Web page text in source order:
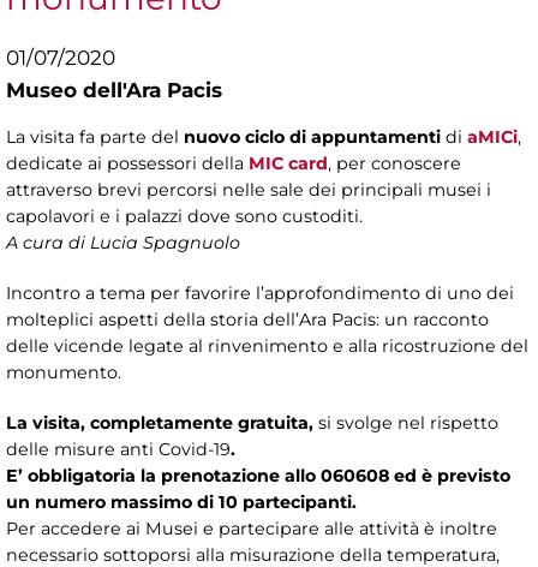
01/07/2020
Museo dell'Ara Pacis
La visita fa parte del nuovo ciclo di appuntamenti di aMICi,
dedicate ai possessori della MIC card, per conoscere
attraverso brevi percorsi nelle sale dei principali musei i
capolavori e i palazzi dove sono custoditi.
A cura di Lucia Spagnuolo
Incontro a tema per favorire l’approfondimento di uno dei
molteplici aspetti della storia dell’Ara Pacis: un racconto
delle vicende legate al rinvenimento e alla ricostruzione del
monumento.
La visita, completamente gratuita, si svolge nel rispetto
delle misure anti Covid-19.
E’ obbligatoria la prenotazione allo 060608 ed è previsto
un numero massimo di 10 partecipanti.
Per accedere ai Musei e partecipare alle attività è inoltre
necessario sottoporsi alla misurazione della temperatura,